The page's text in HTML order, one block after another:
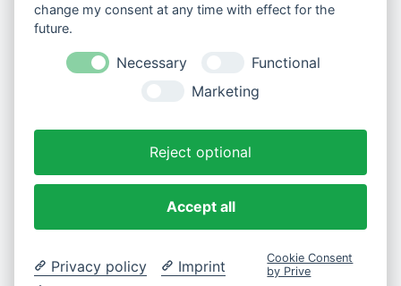
©2026 Toypudel Kiel | Copyright All Right Reserved.
change my consent at any time with effect for the
future.
Necessary
Functional
Marketing
Reject optional
Accept all
Privacy policy
Imprint
Cookie Consent
by Prive